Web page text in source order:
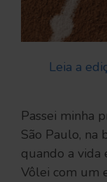
Leia a
Passei minha
São Paulo, na
quando a vida
Vôlei com um